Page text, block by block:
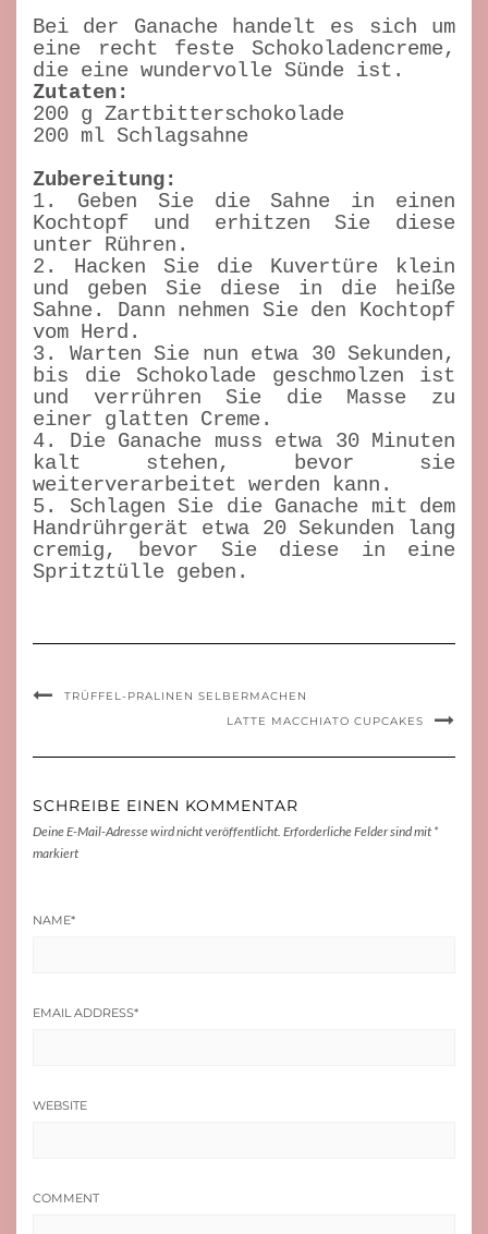
Bei der Ganache handelt es sich um
eine recht feste Schokoladencreme,
die eine wundervolle Sünde ist.
Zutaten:
200 g Zartbitterschokolade
200 ml Schlagsahne
Zubereitung:
1. Geben Sie die Sahne in einen
Kochtopf und erhitzen Sie diese
unter Rühren.
2. Hacken Sie die Kuvertüre klein
und geben Sie diese in die heiße
Sahne. Dann nehmen Sie den Kochtopf
vom Herd.
3. Warten Sie nun etwa 30 Sekunden,
bis die Schokolade geschmolzen ist
und verrühren Sie die Masse zu
einer glatten Creme.
4. Die Ganache muss etwa 30 Minuten
kalt stehen, bevor sie
weiterverarbeitet werden kann.
5. Schlagen Sie die Ganache mit dem
Handrührgerät etwa 20 Sekunden lang
cremig, bevor Sie diese in eine
Spritztülle geben.
TRÜFFEL-PRALINEN SELBERMACHEN
LATTE MACCHIATO CUPCAKES
SCHREIBE EINEN KOMMENTAR
Deine E-Mail-Adresse wird nicht veröffentlicht. Erforderliche Felder sind mit *
markiert
NAME*
EMAIL ADDRESS*
WEBSITE
COMMENT